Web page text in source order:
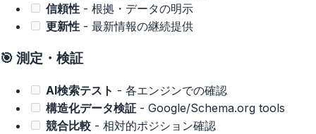
信頼性 - 根拠・データの明示
更新性 - 最新情報の継続提供
🎯 測定・検証
AI検索テスト - 各エンジンでの確認
構造化データ検証 - Google/Schema.org tools
競合比較 - 相対的ポジション確認